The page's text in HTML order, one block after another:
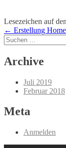
Lesezeichen auf den
Artikel-
← Erstellung
Suchen nach:
Archive
Juli 2019
Februar 2018
Meta
Anmelden